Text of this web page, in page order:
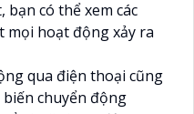
có thể xem các
mọi hoạt động xảy ra
qua điện thoại cũng
chuyển động